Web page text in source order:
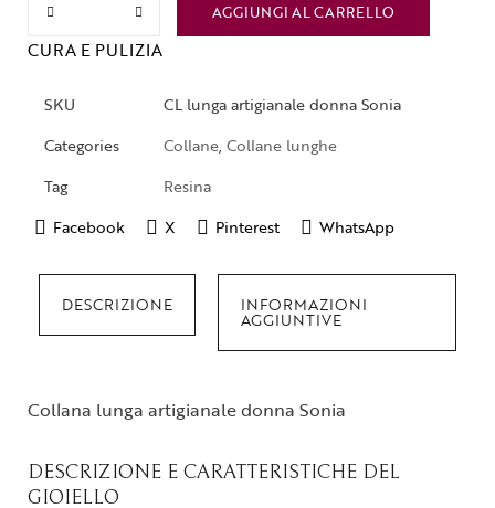
AGGIUNGI AL CARRELLO
CURA E PULIZIA
SKU
CL lunga artigianale donna Sonia
Categories
Collane, Collane lunghe
Tag
Resina
Facebook
X Pinterest WhatsApp
DESCRIZIONE INFORMAZIONI
AGGIUNTIVE
Collana lunga artigianale donna Sonia
DESCRIZIONE E CARATTERISTICHE DEL
GIOIELLO